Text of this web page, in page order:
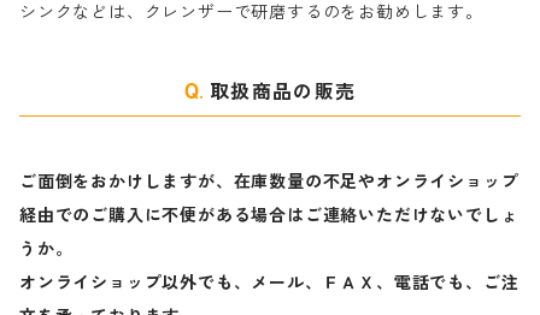
シンクなどは、クレンザーで研磨するのをお勧めします。
取扱商品の販売
ご面倒をおかけしますが、在庫数量の不足やオンライショップ
経由でのご購入に不便がある場合はご連絡いただけないでしょ
うか。
オンライショップ以外でも、メール、ＦＡＸ、電話でも、ご注